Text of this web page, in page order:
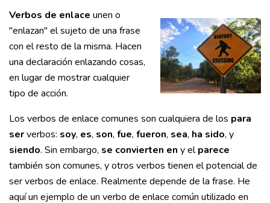
Verbos de enlace unen o
"enlazan" el sujeto de una frase
con el resto de la misma. Hacen
una declaración enlazando cosas,
en lugar de mostrar cualquier
tipo de acción.
Los verbos de enlace comunes son cualquiera de los para
serverbos: soy, es, son, fue, fueron, sea, ha sido, y
siendo. Sin embargo, se convierten en y elparece
también son comunes, y otros verbos tienen el potencial de
ser verbos de enlace. Realmente depende de la frase. He
aquí un ejemplo de un verbo de enlace común utilizado en